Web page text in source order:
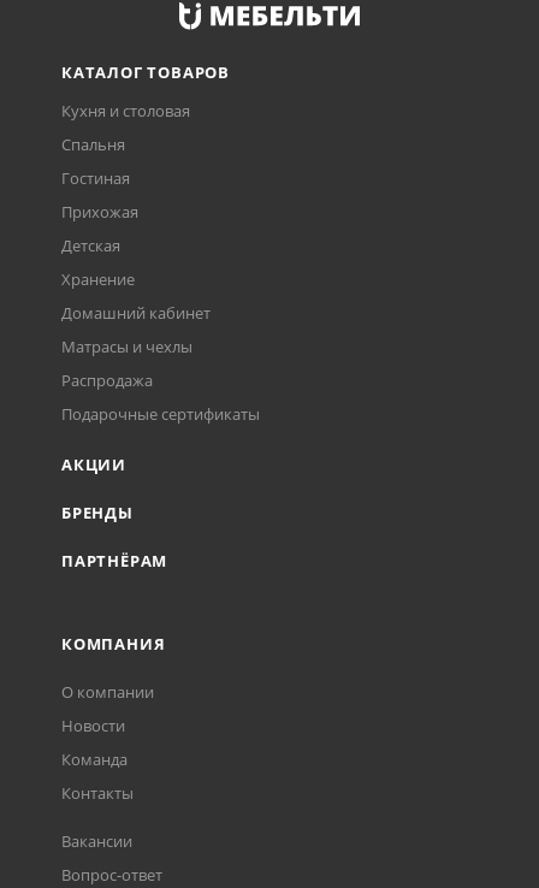
КАТАЛОГ ТОВАРОВ
Кухня и столовая
Спальня
Гостиная
Прихожая
Детская
Хранение
Домашний кабинет
Матрасы и чехлы
Распродажа
Подарочные сертификаты
АКЦИИ
БРЕНДЫ
ПАРТНЁРАМ
КОМПАНИЯ
О компании
Новости
Команда
Контакты
Вакансии
Вопрос-ответ